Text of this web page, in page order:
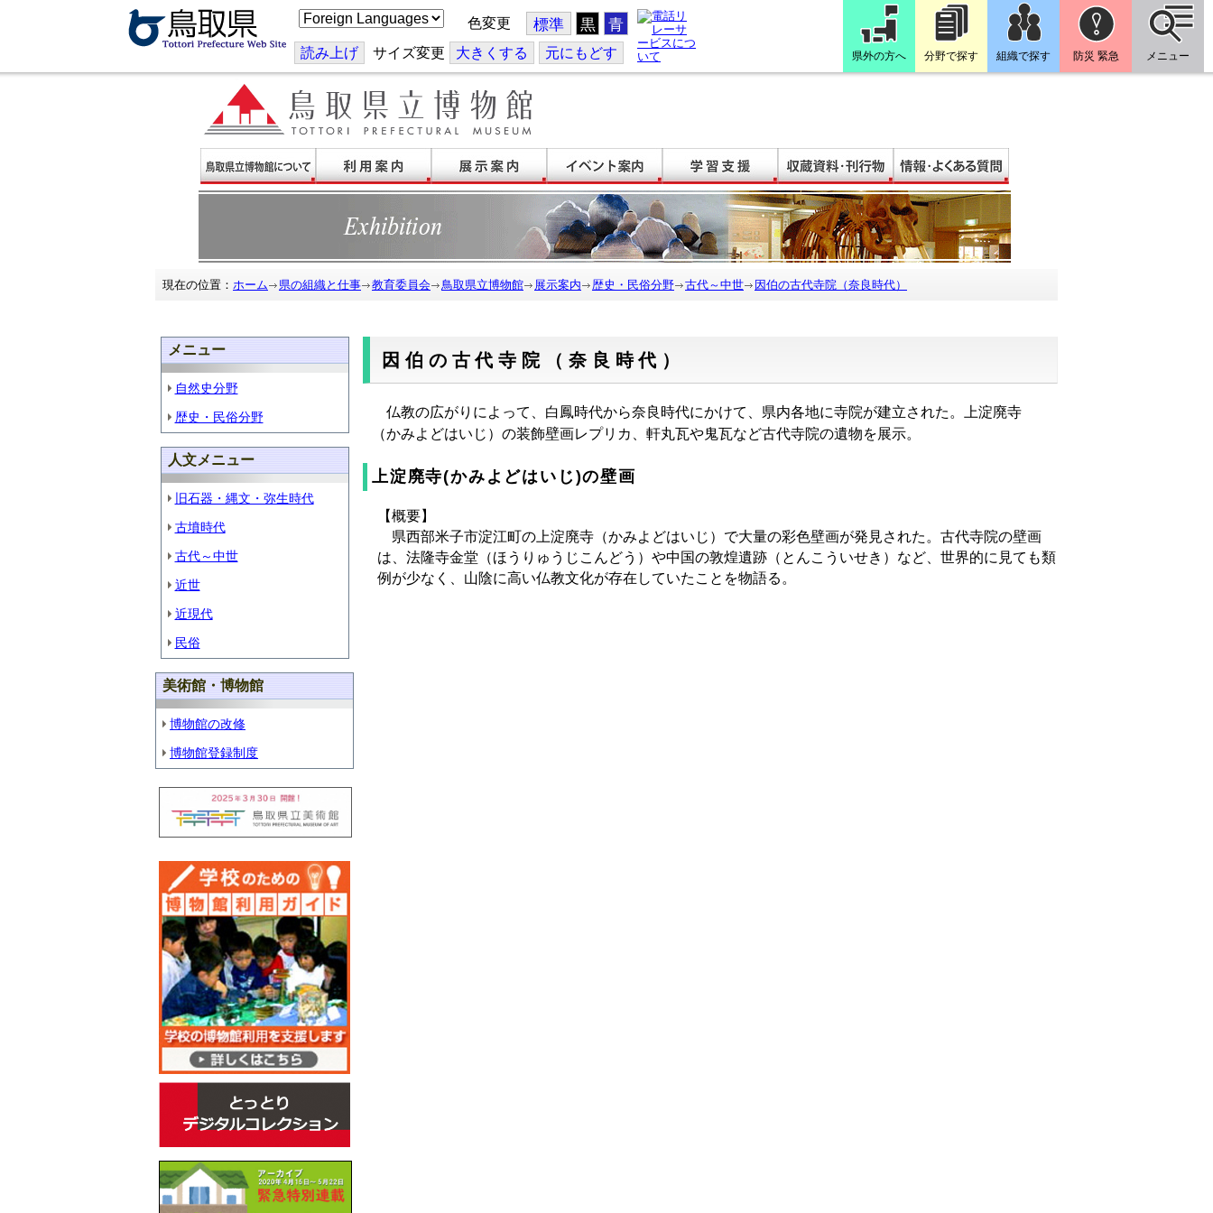
こ
の
ジ
を
翻
訳
す
る
色変更 標準 黒 青
読み上げ サイズ変更 大きくする 元にもどす 県外の方へ 分野で探す 組織で探す 防災 緊急 メニュー
現在の位置： ホーム 県の組織と仕事 教育委員会 鳥取県立博物館 展示案内 歴史・民俗分野 古代～中世 因伯の古代寺院（奈良時代）
メニュー
自然史分野
歴史・民俗分野
人文メニュー
旧石器・縄文・弥生時代
古墳時代
古代～中世
近世
近現代
民俗
美術館・博物館
博物館の改修
博物館登録制度
因伯の古代寺院（奈良時代）
仏教の広がりによって、白鳳時代から奈良時代にかけて、県内各地に寺院が建立された。上淀廃寺
（かみよどはいじ）の装飾壁画レプリカ、軒丸瓦や鬼瓦など古代寺院の遺物を展示。
上淀廃寺(かみよどはいじ)の壁画
【概要】
県西部米子市淀江町の上淀廃寺（かみよどはいじ）で大量の彩色壁画が発見された。古代寺院の壁画
は、法隆寺金堂（ほうりゅうじこんどう）や中国の敦煌遺跡（とんこういせき）など、世界的に見ても類
例が少なく、山陰に高い仏教文化が存在していたことを物語る。